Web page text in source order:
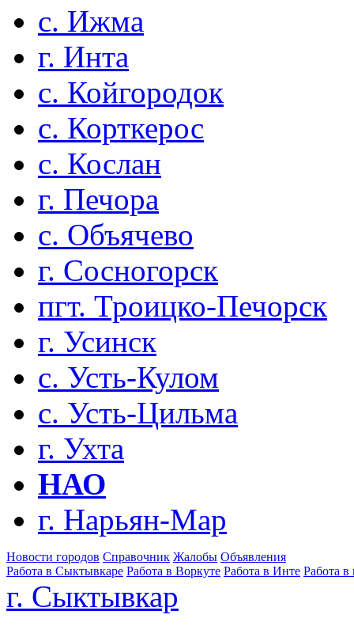
с. Ижма
г. Инта
с. Койгородок
с. Корткерос
с. Кослан
г. Печора
с. Объячево
г. Сосногорск
пгт. Троицко-Печорск
г. Усинск
с. Усть-Кулом
с. Усть-Цильма
г. Ухта
НАО
г. Нарьян-Мар
Новости городов Справочник Жалобы Объявления
Работа в Сыктывкаре Работа в Воркуте Работа в Инте Работа в
г. Сыктывкар